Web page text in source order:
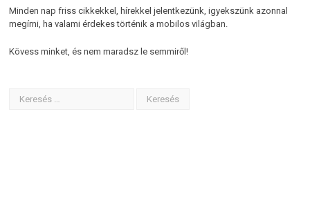
Minden nap friss cikkekkel, hírekkel jelentkezünk, igyekszünk azonnal
megírni, ha valami érdekes történik a mobilos világban.
Kövess minket, és nem maradsz le semmiről!